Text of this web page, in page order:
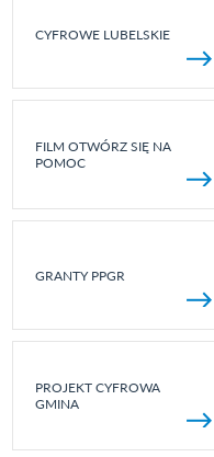
CYFROWE LUBELSKIE
FILM OTWÓRZ SIĘ NA
POMOC
GRANTY PPGR
PROJEKT CYFROWA
GMINA